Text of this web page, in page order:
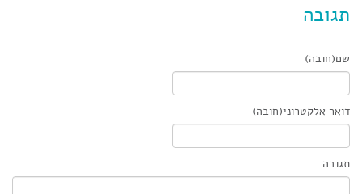
תגובה
שם(חובה)
דואר אלקטרוני(חובה)
תגובה